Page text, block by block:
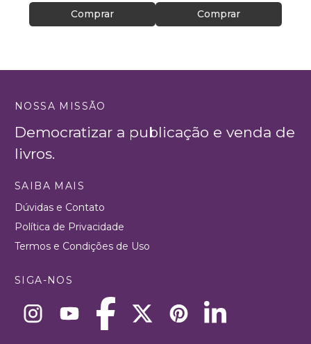
Comprar Comprar
NOSSA MISSÃO
Democratizar a publicação e venda de
livros.
SAIBA MAIS
Dúvidas e Contato
Política de Privacidade
Termos e Condições de Uso
SIGA-NOS